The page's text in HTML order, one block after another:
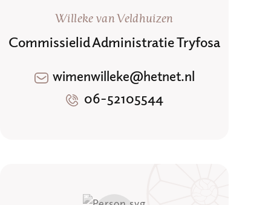
Willeke van Veldhuizen
Commissielid Administratie Tryfosa
wimenwilleke@hetnet.nl
06-52105544